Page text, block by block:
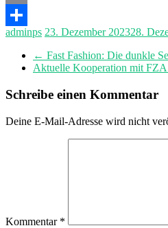
Email
Teilen
adminps 23. Dezember 202328.
← Fast Fashion: Die dunkle
Aktuelle Kooperation mit FZA
Schreibe einen Kommentar
Deine E-Mail-Adresse wird nicht
Kommentar *